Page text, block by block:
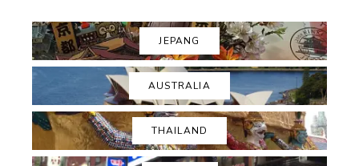
JEPANG
AUSTRALIA
THAILAND